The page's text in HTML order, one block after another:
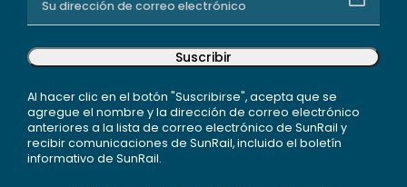
Suscribir
Al hacer clic en el botón "Suscribirse", acepta que se
agregue el nombre y la dirección de correo electrónico
anteriores a la lista de correo electrónico de SunRail y
recibir comunicaciones de SunRail, incluido el boletín
informativo de SunRail.